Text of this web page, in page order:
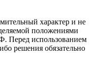
характер и не
положениями
Перед использованием
решения обязательно